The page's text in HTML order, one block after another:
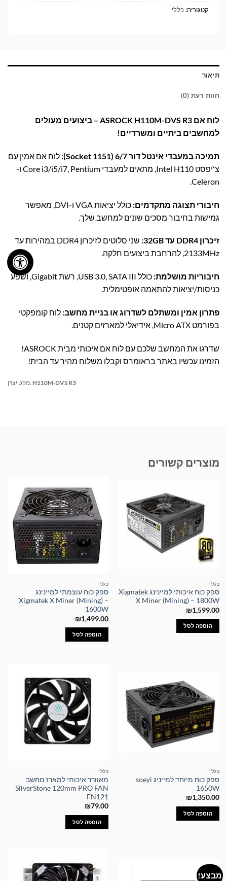
קטגוריה: כללי
תיאור
חוות דעת (0)
לוח אם ASROCK H110M-DVS R3 – ביצועים מעולים
למחשבים ביתיים ומשרדיים!
תמיכה במעבדי אינטל דור 6/7 (Socket 1151):
לוח אם אמין עם
צ'יפסט Intel H110, מתאים למעבדי Core i3/i5/i7, Pentium ו-
Celeron.
חיבורי תצוגה מתקדמים:
כולל יציאות VGA ו-DVI, מאפשר
גמישות בחיבור מסכים שונים למחשב שלך.
זיכרון DDR4 עד 32GB:
שני סלוטים לזיכרון DDR4 במהירות עד
2133MHz, להרחבת ביצועים חלקה.
חיבוריות מושלמת:
כולל USB 3.0, SATA III, רשת Gigabit, ושפע
כניסות/יציאות להתאמה אופטימלית.
פתרון אמין ומשתלם לשדרוג או בניית מחשב: לוח קומפקטי
בפורמט Micro ATX, אידיאלי למארזים קטנים.
שדרגו את המחשב שלכם עם לוח אם איכותי מבית ASROCK!
הזמינו עכשיו באתר בראומרס וקבלו משלוח מהיר עד הבית!
מקט יצרן: H110M-DVS R3
מוצרים קשורים
כללי
ספק כוח איכותי למיינינג Xigmatek
X Miner (Mining) – 1800W
₪1,599.00
הוספה לסל
כללי
ספק כוח עוצמתי למיינינג
Xigmatek X Miner (Mining) –
1600W
₪1,499.00
הוספה לסל
כללי
ספק כוח מיוחד למייניג soeyi
1650W
₪1,350.00
הוספה לסל
כללי
מאוורר איכותי למארז מחשב
SilverStone 120mm PRO FAN
FN121
₪79.00
הוספה לסל
מבצע!